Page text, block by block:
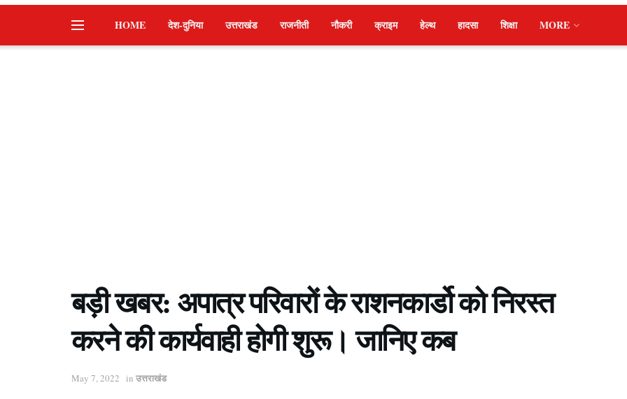
HOME देश-दुनिया उत्तराखंड राजनीती नौकरी क्राइम हेल्थ हादसा शिक्षा MORE
बड़ी खबर: अपात्र परिवारों के राशनकार्डो को निरस्त
करने की कार्यवाही होगी शुरू। जानिए कब
May 7, 2022 in उत्तराखंड